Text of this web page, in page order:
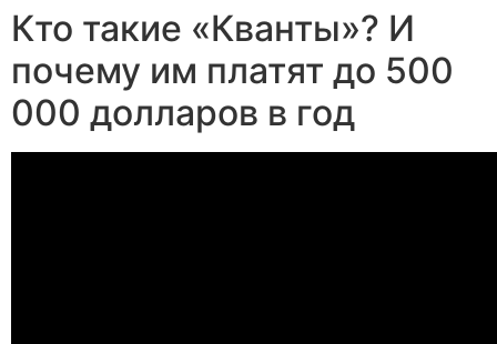
Кто такие «Кванты»? И
почему им платят до 500
000 долларов в год